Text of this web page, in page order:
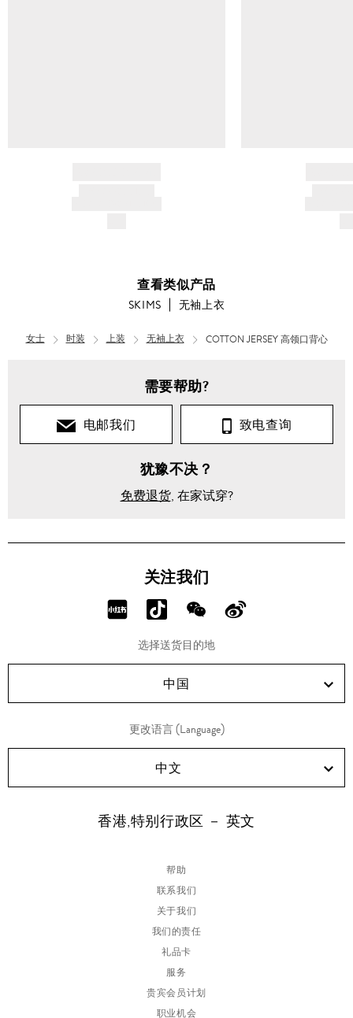
查看类似产品
SKIMS 无袖上衣
女士 时装 上装 无袖上衣 COTTON JERSEY 高领口背心
需要帮助?
电邮我们 致电查询
犹豫不决？
免费退货, 在家试穿?
关注我们
分
RED!
分
享
Douyin!
分
享
WeChat!
分
Weibo!
选择送货目的地
中国
更改语言 (Language)
中文
香港,特别行政区 － 英文
帮助
联系我们
关于我们
我们的责任
礼品卡
服务
贵宾会员计划
职业机会